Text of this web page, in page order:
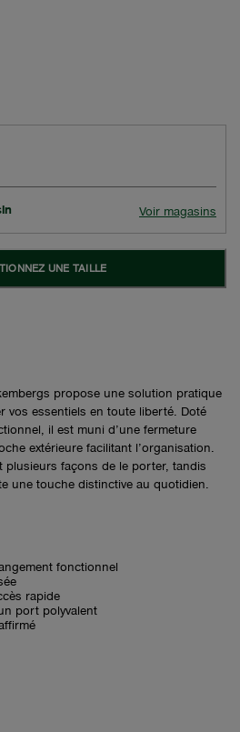
Voir magasins
UNE TAILLE
propose une solution pratique
vos essentiels en toute liberté. Doté
il est muni d’une fermeture
extérieure facilitant l’organisation.
plusieurs façons de le porter, tandis
une touche distinctive au quotidien.
fonctionnel
rapide
port polyvalent